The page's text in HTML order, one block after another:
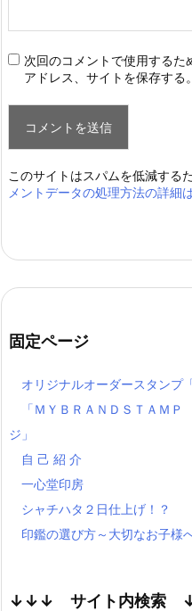
次回のコメントで使用する
アドレス、サイトを保存する。
このサイトはスパムを低減する
メントデータの処理方法の詳細
固定ページ
オリジナルオーダースタンプ
「ＭＹＢＲＡＮＤＳＴＡ
ジ」
自 己 紹 介
一心堂印房
シャチハタ２日仕上げ！？
印鑑の選び方～大切なお子様
↓↓↓ サイト内検索